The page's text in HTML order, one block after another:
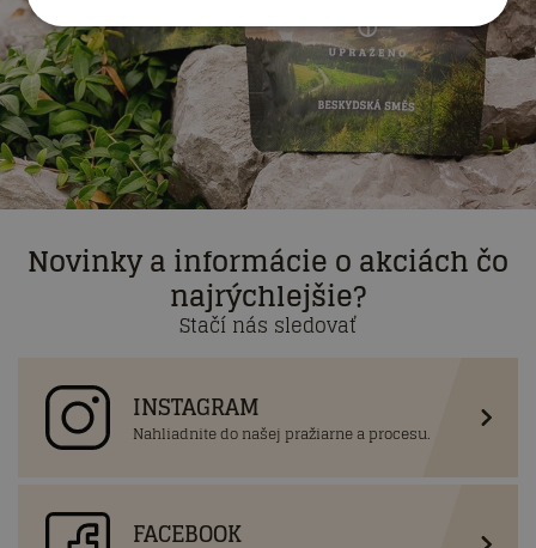
Novinky a informácie o akciách čo
najrýchlejšie?
Stačí nás sledovať
INSTAGRAM
Nahliadnite do našej pražiarne a procesu.
FACEBOOK